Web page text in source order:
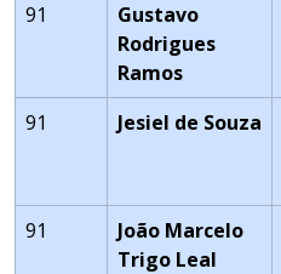
91
Gustavo
Rodrigues
Ramos
91 Jesiel de Souza
91
João Marcelo
Trigo Leal